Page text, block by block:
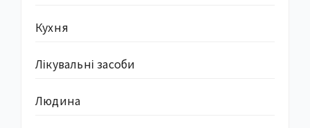
Кухня
Лікувальні засоби
Людина